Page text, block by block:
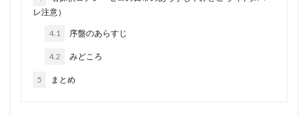
レ注意）
4.1 序盤のあらすじ
4.2 みどころ
5 まとめ